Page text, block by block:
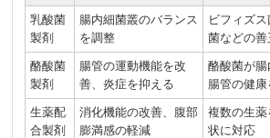
乳酸菌
製剤
腸内細菌叢のバランス
を調整
ビフィズ
菌などの
酪酸菌
製剤
腸管の運動機能を改
善、炎症を抑える
酪酸菌が腸
腸管の健
生薬配
合製剤
消化機能の改善、腹部
膨満感の軽減
複数の生
状に対応